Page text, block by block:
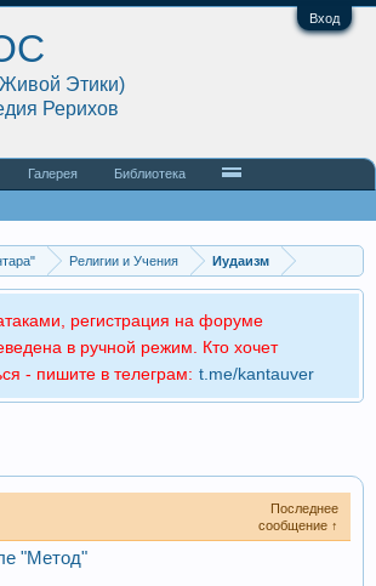
Вход
Религии и Учения Иудаизм
регистрация на форуме
в ручной режим. Кто хочет
- пишите в телеграм: t.me/kantauver
Последнее
сообщение ↑
"Метод"
Этики)
Рерихов
Галерея Библиотека